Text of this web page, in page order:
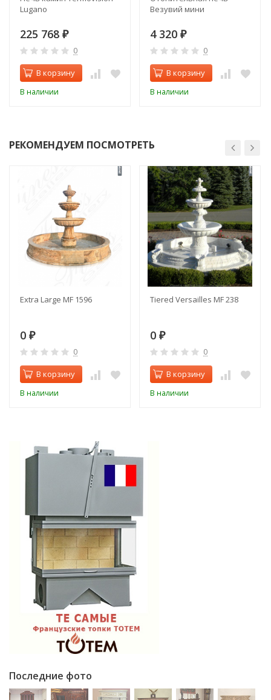
Lugano
225 768 ₽
0
В корзину
В наличии
Везувий мини
4 320 ₽
0
В корзину
В наличии
РЕКОМЕНДУЕМ ПОСМОТРЕТЬ
Extra Large MF 1596
0 ₽
0
В корзину
В наличии
Tiered Versailles MF 238
0 ₽
0
В корзину
В наличии
Последние фото